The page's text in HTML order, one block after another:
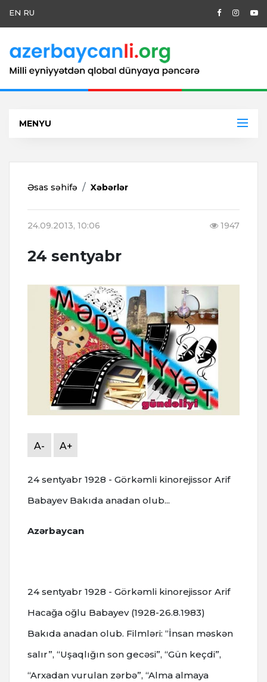
EN RU
MENYU
Əsas səhifə Xəbərlər
24.09.2013, 10:06 1947
24 sentyabr
A- A+
24 sentyabr 1928 - Görkəmli kinorejissor Arif
Babayev Bakıda anadan olub...
Azərbaycan
24 sentyabr 1928 - Görkəmli kinorejissor Arif
Hacağa oğlu Babayev (1928-26.8.1983)
Bakıda anadan olub. Filmləri: “İnsan məskən
salır”, “Uşaqlığın son gecəsi”, “Gün keçdi”,
“Arxadan vurulan zərbə”, “Alma almaya